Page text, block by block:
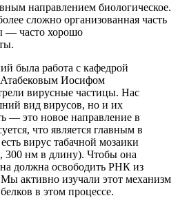
направлением биологическое.
сложно организованная часть
— часто хорошо
была работа с кафедрой
Иосифом
вирусные частицы. Нас
вид вирусов, но и их
— это новое направление в
что является главным в
вирус табачной мозаики
300 нм в длину). Чтобы она
должна освободить РНК из
активно изучали этот механизм
в этом процессе.